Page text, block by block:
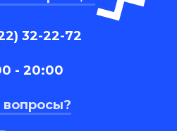
32-22-72
- 20:00
вопросы?